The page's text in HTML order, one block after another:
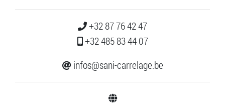
+32 87 76 42 47
+32 485 83 44 07
infos@sani-carrelage.be